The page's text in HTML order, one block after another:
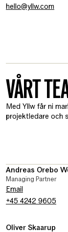
hello@yllw.com
VÅRT
​Med Yllw får ni
projektledare och
Andreas Orebo
Managing Partner
Email
+45 4242 9605
Oliver Skaarup